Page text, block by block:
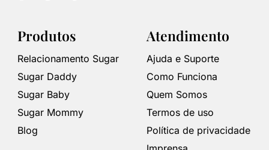
Produtos
Relacionamento Sugar
Sugar Daddy
Sugar Baby
Sugar Mommy
Blog
Atendimento
Ajuda e Suporte
Como Funciona
Quem Somos
Termos de uso
Política de privacidade